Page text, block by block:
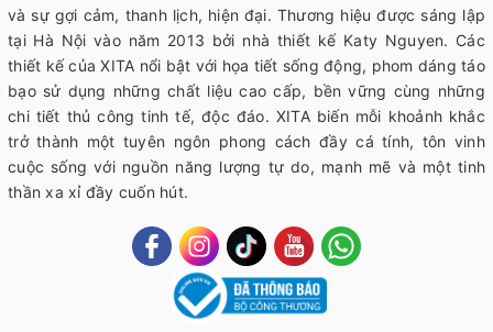
và sự gợi cảm, thanh lịch, hiện đại. Thương hiệu được sáng lập
tại Hà Nội vào năm 2013 bởi nhà thiết kế Katy Nguyen. Các
thiết kế của XITA nổi bật với họa tiết sống động, phom dáng táo
bạo sử dụng những chất liệu cao cấp, bền vững cùng những
chi tiết thủ công tinh tế, độc đáo. XITA biến mỗi khoảnh khắc
trở thành một tuyên ngôn phong cách đầy cá tính, tôn vinh
cuộc sống với nguồn năng lượng tự do, mạnh mẽ và một tinh
thần xa xỉ đầy cuốn hút.